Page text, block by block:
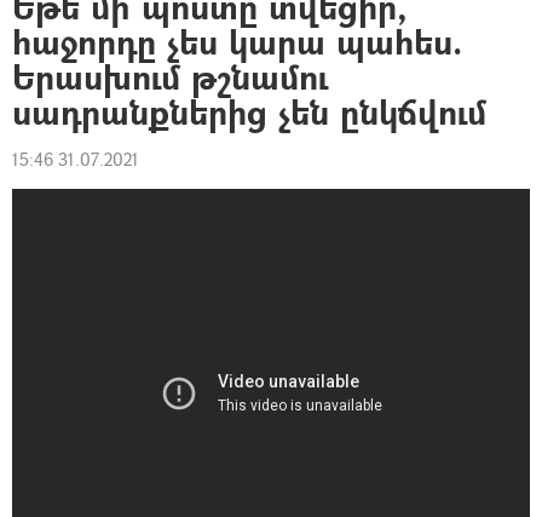
հաջորդը չես կարա պահես.
Երասխում թշնամու
սադրանքներից չեն ընկճվում
15:46 31.07.2021